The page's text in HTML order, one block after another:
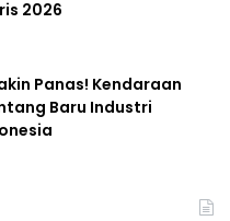
2026
Panas! Kendaraan
Baru Industri